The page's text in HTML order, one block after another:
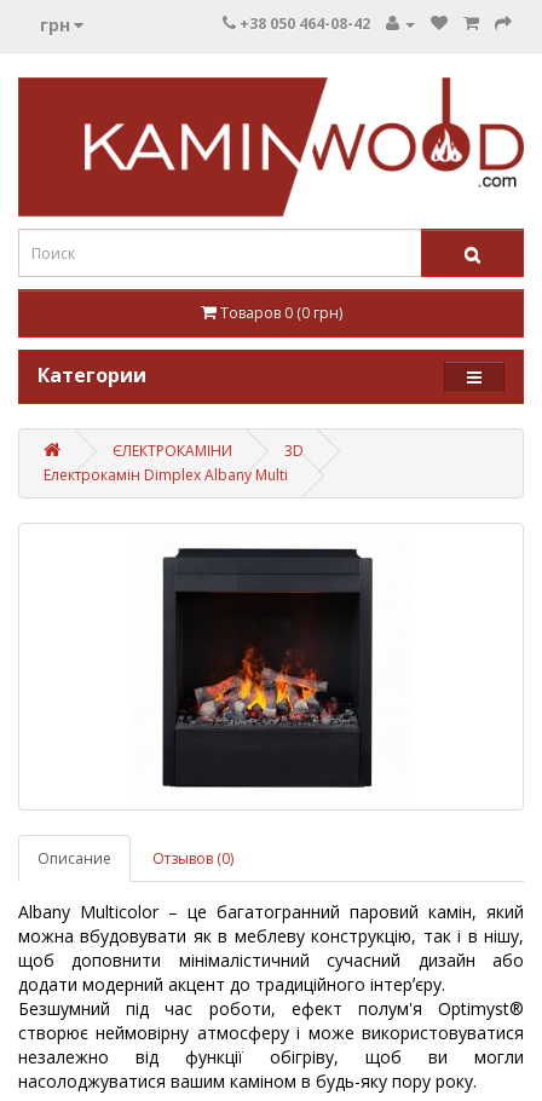
грн +38 050 464-08-42
Товаров 0 (0 грн)
Категории
ЄЛЕКТРОКАМІНИ
3D
Електрокамін Dimplex Albany Multi
Описание Отзывов (0)
Albany Multicolor – це багатогранний паровий камін, який
можна вбудовувати як в меблеву конструкцію, так і в нішу,
щоб доповнити мінімалістичний сучасний дизайн або
додати модерний акцент до традиційного інтерʼєру.
Безшумний під час роботи, ефект полум'я Optimyst®
створює неймовірну атмосферу і може використовуватися
незалежно від функції обігріву, щоб ви могли
насолоджуватися вашим каміном в будь-яку пору року.